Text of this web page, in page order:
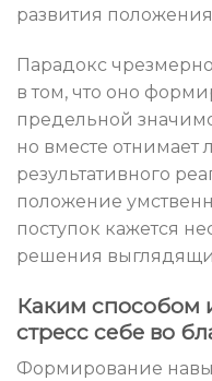
развития
Парадокс
в том, что оно
предельной
но вместе отнимает
результативного
положение
поступок кажется
решения
Каким способом
стресс себе во
Формирование